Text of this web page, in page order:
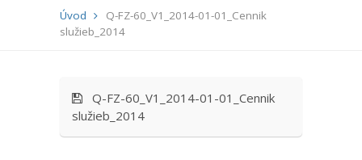
Úvod
Q-FZ-60_V1_2014-01-01_Cennik
služieb_2014
Q-FZ-60_V1_2014-01-01_Cennik
služieb_2014